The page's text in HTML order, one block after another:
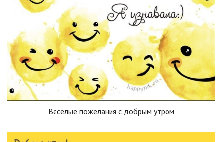
Веселые пожелания с добрым утром